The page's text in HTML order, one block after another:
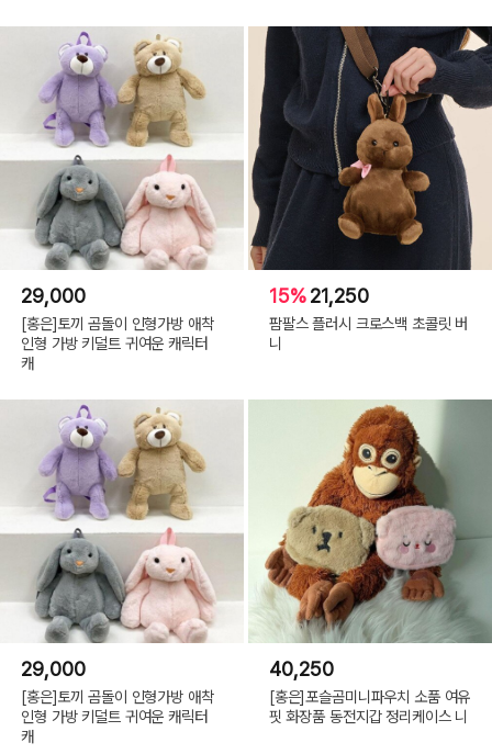
29,000
[홍은]토끼 곰돌이 인형가방 애착
인형 가방 키덜트 귀여운 캐릭터
캐
15%21,250
팜팔스 플러시 크로스백 초콜릿 버
니
29,000
[홍은]토끼 곰돌이 인형가방 애착
인형 가방 키덜트 귀여운 캐릭터
캐
40,250
[홍은]포슬곰미니파우치 소품 여유
핏 화장품 동전지갑 정리케이스 니